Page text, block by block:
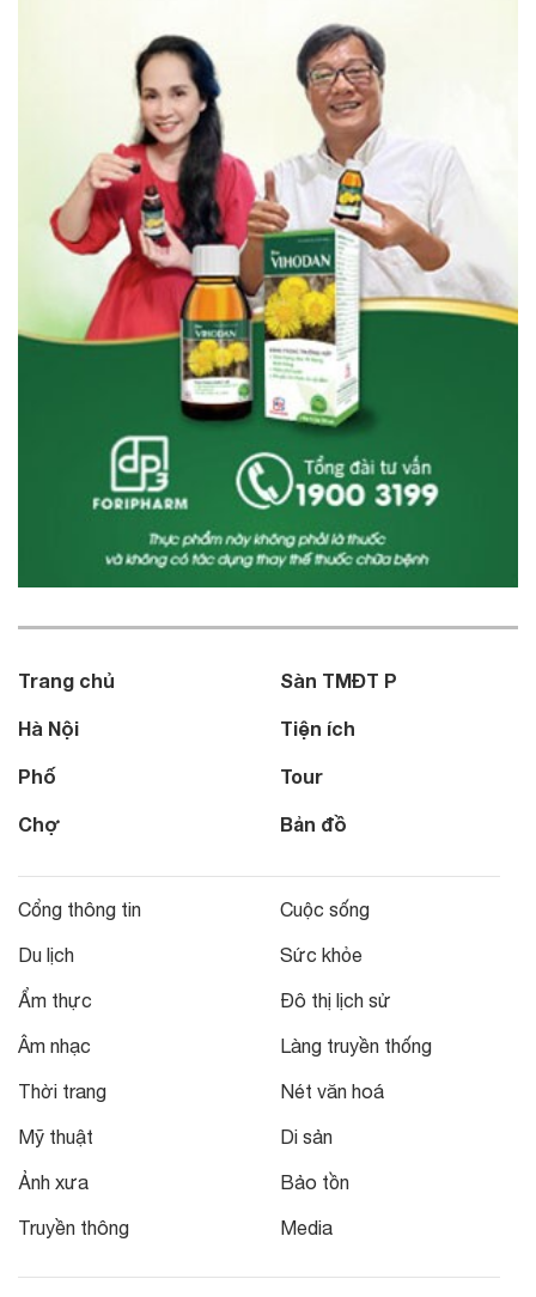
Trang chủ
Hà Nội
Phố
Chợ
Sàn TMĐT P
Tiện ích
Tour
Bản đồ
Cổng thông tin
Du lịch
Ẩm thực
Âm nhạc
Thời trang
Mỹ thuật
Ảnh xưa
Truyền thông
Cuộc sống
Sức khỏe
Đô thị lịch sử
Làng truyền thống
Nét văn hoá
Di sản
Bảo tồn
Media